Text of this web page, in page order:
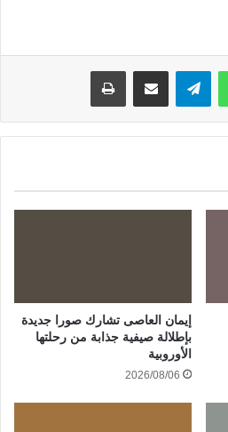
واتساب
إيمان العاصى تشارك صورا جديدة
بإطلالة صيفية جذابة من رحلتها
الأوروبية
2026/08/06